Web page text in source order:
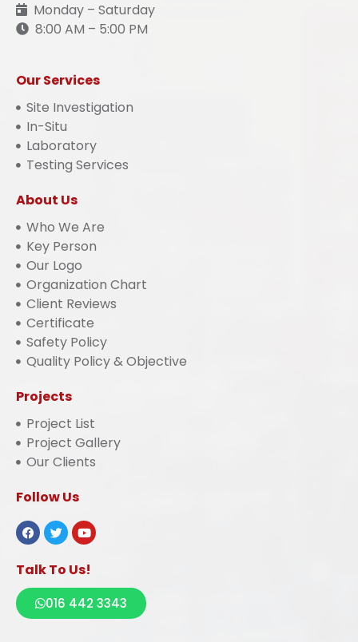
Monday – Saturday
8:00 AM – 5:00 PM
Our Services
Site Investigation
In-Situ
Laboratory
Testing Services
About Us
Who We Are
Key Person
Our Logo
Organization Chart
Client Reviews
Certificate
Safety Policy
Quality Policy & Objective
Projects
Project List
Project Gallery
Our Clients
Follow Us
Talk To Us!
016 442 3343